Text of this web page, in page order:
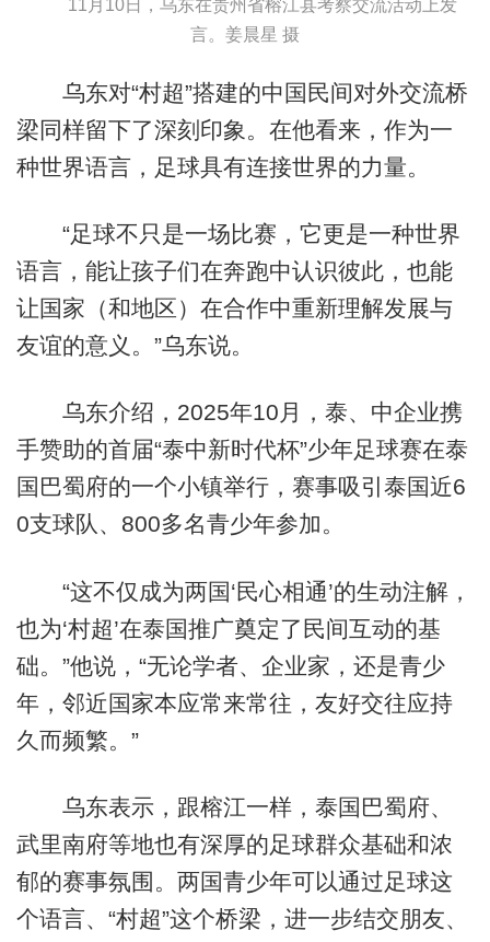
11月10日，乌东在贵州省榕江县考察交流活动上发
言。姜晨星 摄
乌东对“村超”搭建的中国民间对外交流桥
梁同样留下了深刻印象。在他看来，作为一
种世界语言，足球具有连接世界的力量。
“足球不只是一场比赛，它更是一种世界
语言，能让孩子们在奔跑中认识彼此，也能
让国家（和地区）在合作中重新理解发展与
友谊的意义。”乌东说。
乌东介绍，2025年10月，泰、中企业携
手赞助的首届“泰中新时代杯”少年足球赛在泰
国巴蜀府的一个小镇举行，赛事吸引泰国近6
0支球队、800多名青少年参加。
“这不仅成为两国‘民心相通’的生动注解，
也为‘村超’在泰国推广奠定了民间互动的基
础。”他说，“无论学者、企业家，还是青少
年，邻近国家本应常来常往，友好交往应持
久而频繁。”
乌东表示，跟榕江一样，泰国巴蜀府、
武里南府等地也有深厚的足球群众基础和浓
郁的赛事氛围。两国青少年可以通过足球这
个语言、“村超”这个桥梁，进一步结交朋友、